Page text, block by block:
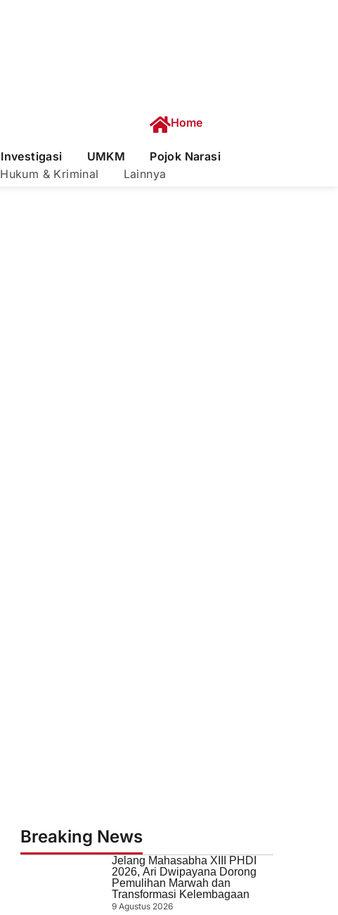
Home
Investigasi UMKM
Pojok Narasi
Hukum & Kriminal Lainnya
Breaking News
Jelang Mahasabha XIII PHDI
2026, Ari Dwipayana Dorong
Pemulihan Marwah dan
Transformasi Kelembagaan
9 Agustus 2026